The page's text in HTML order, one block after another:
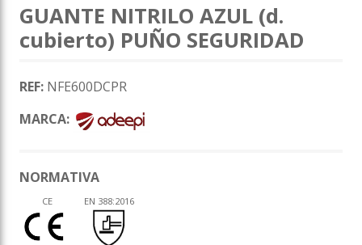
GUANTE NITRILO AZUL (d.
cubierto) PUÑO SEGURIDAD
REF: NFE600DCPR
MARCA:
NORMATIVA
CE EN 388:2016